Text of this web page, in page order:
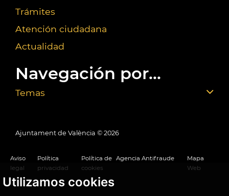
Utilizamos cookies
Trámites
Atención ciudadana
Actualidad
Navegación por...
Temas
Ajuntament de València © 2026
Aviso
legal
Política
privacidad
Política de
cookies
Agencia Antifraude
Mapa
Web